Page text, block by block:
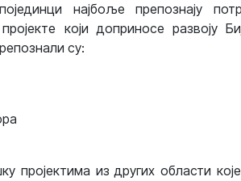
најбоље препознају
који доприносе развоју
су:
пројектима из других области